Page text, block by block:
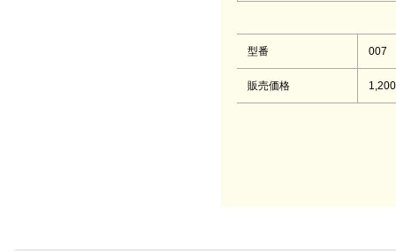
型番 007
販売価格